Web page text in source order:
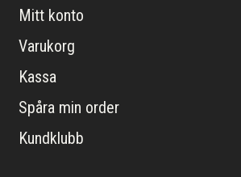
Mitt konto
Varukorg
Kassa
Spåra min order
Kundklubb